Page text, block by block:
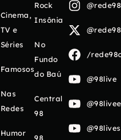
Cinema,
TV e
Séries
Famosos
Nas
Redes
Humor
Rock
Insônia
No
Fundo
do Baú
Central
98
98
/
@98live